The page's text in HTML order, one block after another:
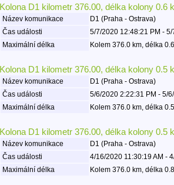
Kolona D1 kilometr 376.00, délka kolony 0.6
Název komunikace D1 (Praha - Ostrava)
Čas události
5/7/2020 12:48:21 PM -
Maximální délka
Kolem 376.0 km, délka
Kolona D1 kilometr 376.00, délka kolony 0.5
Název komunikace D1 (Praha - Ostrava)
Čas události
5/6/2020 2:22:31 PM - 5/
Maximální délka
Kolem 376.0 km, délka
Kolona D1 kilometr 376.00, délka kolony 0.5
Název komunikace D1 (Praha - Ostrava)
Čas události
4/16/2020 11:30:19 AM -
Maximální délka
Kolem 376.0 km, délka